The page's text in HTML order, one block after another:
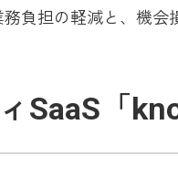
負担の軽減と、機会
SaaS「